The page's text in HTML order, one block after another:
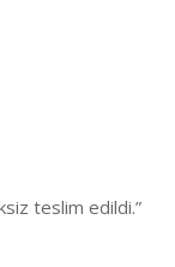
teslim edildi.”